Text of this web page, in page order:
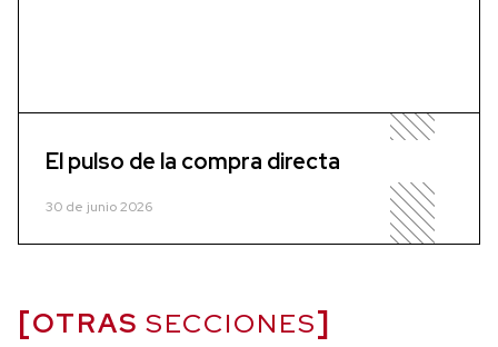
El pulso de la compra directa
30 de junio 2026
OTRAS SECCIONES